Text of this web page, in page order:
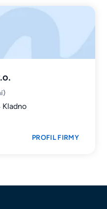
Kladno
PROFIL FIRMY